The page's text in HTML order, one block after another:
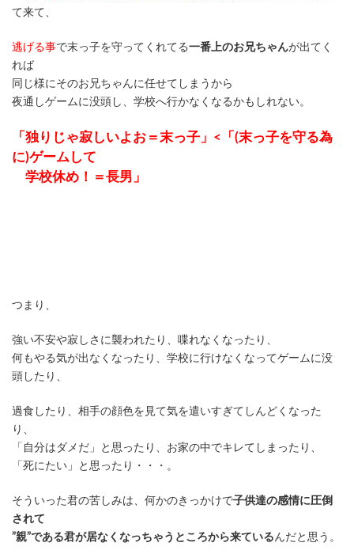
て来て、
逃げる事で末っ子を守ってくれてる一番上のお兄ちゃんが出てく
れば
同じ様にそのお兄ちゃんに任せてしまうから
夜通しゲームに没頭し、学校へ行かなくなるかもしれない。
「独りじゃ寂しいよお＝末っ子」<「(末っ子を守る為
に)ゲームして
学校休め！＝長男」
つまり、
強い不安や寂しさに襲われたり、喋れなくなったり、
何もやる気が出なくなったり、学校に行けなくなってゲームに没
頭したり、
過食したり、相手の顔色を見て気を遣いすぎてしんどくなった
り、
「自分はダメだ」と思ったり、お家の中でキレてしまったり、
「死にたい」と思ったり・・・。
そういった君の苦しみは、何かのきっかけで子供達の感情に圧倒
されて
”親”である君が居なくなっちゃうところから来ているんだと思う。